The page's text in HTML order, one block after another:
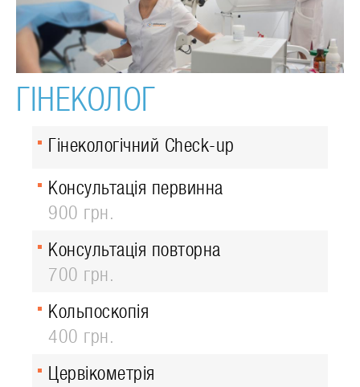
ГІНЕКОЛОГ
Гінекологічний Check-up
Консультація первинна
900 грн.
Консультація повторна
700 грн.
Кольпоскопія
400 грн.
Цервікометрія